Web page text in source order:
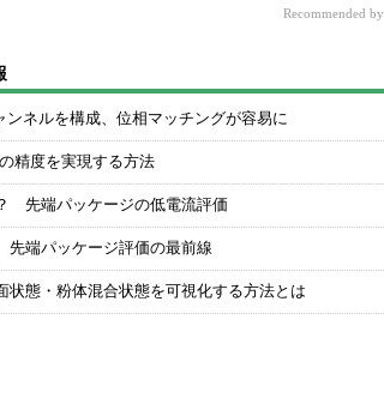
Recommended by
ネルを構成、位相マッチングが容易に
精度を実現する方法
先端パッケージの低電流評価
端パッケージ評価の最前線
態・粉体混合状態を可視化する方法とは